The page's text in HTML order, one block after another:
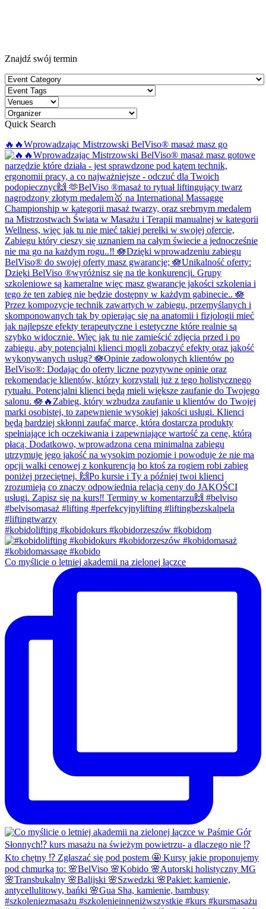
Znajdź swój termin
Quick Search
🔥🔥Wprowadzając Mistrzowski BelViso®️ masaż masz go
#kobidolifting #kobidokurs #kobidorzeszów #kobidom
Co myślicie o letniej akademii na zielonej łączce